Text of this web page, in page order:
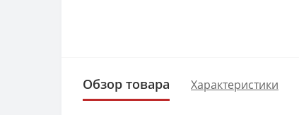
Обзор товара Характеристики